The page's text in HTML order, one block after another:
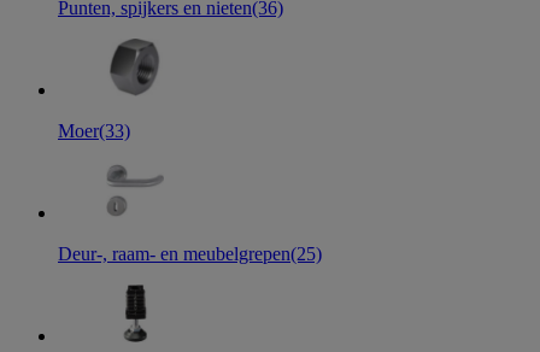
Punten, spijkers en nieten(36)
Moer(33)
Deur-, raam- en meubelgrepen(25)